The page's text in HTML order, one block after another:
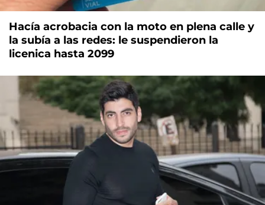
Hacía acrobacia con la moto en plena calle y
la subía a las redes: le suspendieron la
licenica hasta 2099